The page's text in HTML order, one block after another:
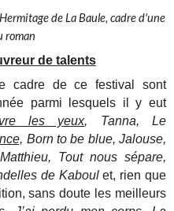
de La Baule, cadre d'une
roman
de talents
cadre de ce festival sont
parmi lesquels il y eut
les yeux, Tanna, Le
Born to be blue, Jalouse,
Tout nous sépare,
de Kaboulet, rien que
sans doute les meilleurs